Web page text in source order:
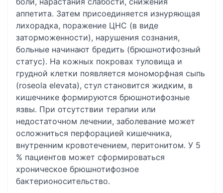
аппетита. Затем присоединяется изнуряющая
лихорадка, поражение ЦНС (в виде
заторможенности), нарушения сознания,
больные начинают бредить (брюшнотифозный
статус). На кожных покровах туловища и
грудной клетки появляется мономорфная сыпь
(roseola elevata), стул становится жидким, в
кишечнике формируются брюшнотифозные
язвы. При отсутствии терапии или
недостаточном лечении, заболевание может
осложниться перфорацией кишечника,
внутренним кровотечением, перитонитом. У 5
% пациентов может сформироваться
хроническое брюшнотифозное
бактерионосительство.